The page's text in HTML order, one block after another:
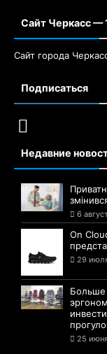
Сайт Черкасс —
Сайт города
Подписаться
Недавние
6
On
29
Больше
25